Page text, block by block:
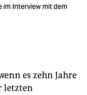
im Interview mit dem
es zehn Jahre
letzten